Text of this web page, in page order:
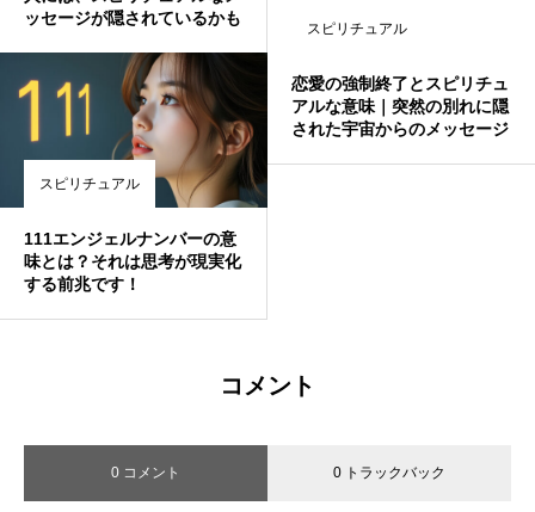
ッセージが隠されているかも
スピリチュアル
111エンジェルナンバーの意
味とは？それは思考が現実化
する前兆です！
スピリチュアル
恋愛の強制終了とスピリチュ
アルな意味｜突然の別れに隠
された宇宙からのメッセージ
コメント
0 コメント 0 トラックバック